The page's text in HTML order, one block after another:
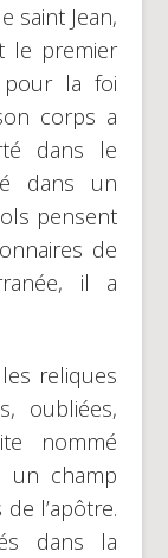
saint Jean,
le premier
la foi
corps a
dans le
dans un
pensent
de
il a
reliques
oubliées,
nommé
un champ
l’apôtre.
dans la